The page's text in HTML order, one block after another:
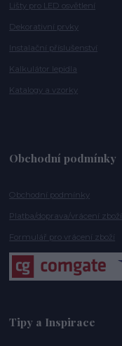
Lišty pro LED osvětlení
Dekorativní prvky
Instalační příslušenství
Kalkulátor lepidla
Katalogy a vzorky
Obchodní podmínky
Obchodní podmínky
Platba/doprava/vrácení zboží
Formulář pro vrácení zboží
Tipy a Inspirace